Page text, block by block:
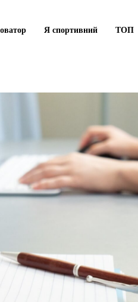
Я спортивний ТОП